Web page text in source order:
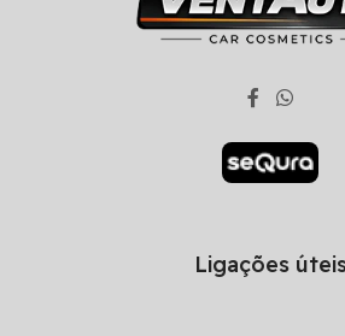
Ligações